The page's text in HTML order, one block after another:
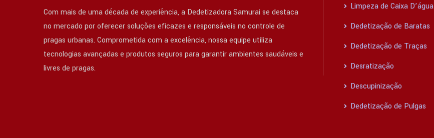
Com mais de uma década de experiência, a Dedetizadora Samurai se destaca
no mercado por oferecer soluções eficazes e responsáveis no controle de
pragas urbanas. Comprometida com a excelência, nossa equipe utiliza
tecnologias avançadas e produtos seguros para garantir ambientes saudáveis e
livres de pragas.
Limpeza de Caixa D’água
Dedetização de Baratas
Dedetização de Traças
Desratização
Descupinização
Dedetização de Pulgas